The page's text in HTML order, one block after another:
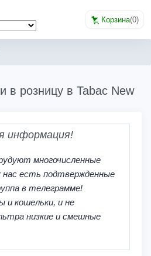
Корзина(0)
в розницу в Tabac New
информация!
многочисленные
нас есть подтвержденные
в телеграмме!
и кошельки, и не
низкие и смешные